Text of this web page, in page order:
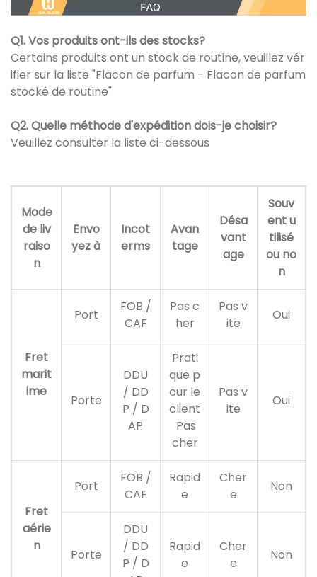
Q1. Vos produits ont-ils des stocks?
Certains produits ont un stock de routine, veuillez vér
ifier sur la liste "Flacon de parfum - Flacon de parfum
stocké de routine"
Q2. Quelle méthode d'expédition dois-je choisir?
Veuillez consulter la liste ci-dessous
Mode
de liv
raiso
n
Envo
yez à
Incot
erms
Avan
tage
Désa
vant
age
Souv
ent u
tilisé
ou no
n
Fret
marit
ime
Port
FOB /
CAF
Pas c
her
Pas v
ite
Oui
Porte
DDU
/ DD
P / D
AP
Prati
que p
our le
client
Pas
cher
Pas v
ite
Oui
Fret
aérie
n
Port
FOB /
CAF
Rapid
e
Cher
e
Non
Porte
DDU
/ DD
P / D
Rapid
e
Cher
e
Non